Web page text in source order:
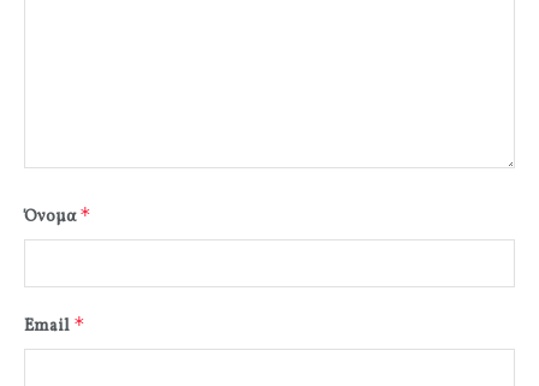
Όνομα*
Email *